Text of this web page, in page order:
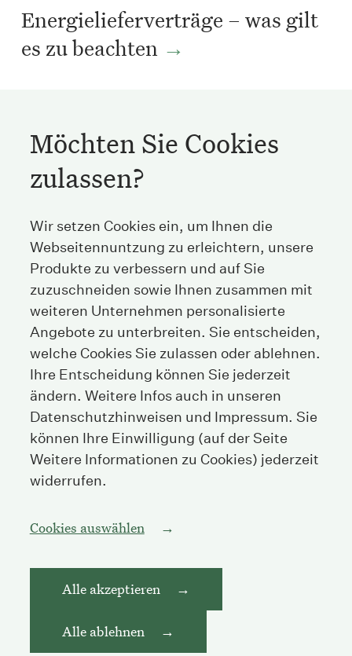
Energielieferverträge – was gilt
es zu beachten
Stockerstrasse 38
8002 Zürich
Tel
+41 44 208 25 25
Fax
+41 44 208 25 26
E-Mail
info@streichenberg.ch
Hier finden Sie uns
Kontakt
Impressum
Möchten Sie Cookies
zulassen?
Wir setzen Cookies ein, um Ihnen die
Webseitennuntzung zu erleichtern, unsere
Produkte zu verbessern und auf Sie
zuzuschneiden sowie Ihnen zusammen mit
weiteren Unternehmen personalisierte
Angebote zu unterbreiten. Sie entscheiden,
welche Cookies Sie zulassen oder ablehnen.
Ihre Entscheidung können Sie jederzeit
ändern. Weitere Infos auch in unseren
Datenschutzhinweisen und Impressum. Sie
können Ihre Einwilligung (auf der Seite
Weitere Informationen zu Cookies) jederzeit
widerrufen.
Cookies auswählen
Alle akzeptieren
Alle ablehnen